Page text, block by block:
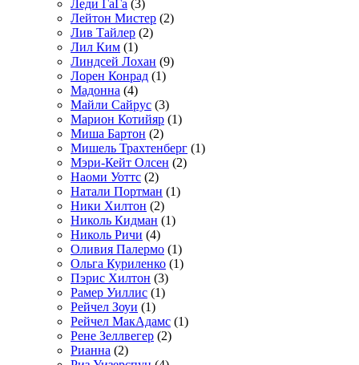
Леди ГаГа (3)
Лейтон Мистер (2)
Лив Тайлер (2)
Лил Ким (1)
Линдсей Лохан (9)
Лорен Конрад (1)
Мадонна (4)
Майли Сайрус (3)
Марион Котийяр (1)
Миша Бартон (2)
Мишель Трахтенберг (1)
Мэри-Кейт Олсен (2)
Наоми Уоттс (2)
Натали Портман (1)
Ники Хилтон (2)
Николь Кидман (1)
Николь Ричи (4)
Оливия Палермо (1)
Ольга Куриленко (1)
Пэрис Хилтон (3)
Рамер Уиллис (1)
Рейчел Зоуи (1)
Рейчел МакАдамс (1)
Рене Зеллвегер (2)
Рианна (2)